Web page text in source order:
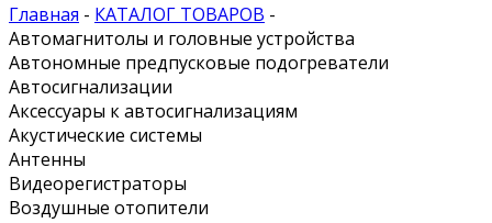
Главная - КАТАЛОГ ТОВАРОВ -
Автомагнитолы и головные устройства
Автономные предпусковые подогреватели
Автосигнализации
Аксессуары к автосигнализациям
Акустические системы
Антенны
Видеорегистраторы
Воздушные отопители